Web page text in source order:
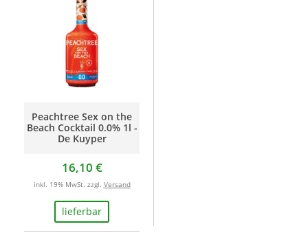
Peachtree Sex on the
Beach Cocktail 0.0% 1l -
De Kuyper
16,10 €
lieferbar
inkl. 19% MwSt. zzgl. Versand